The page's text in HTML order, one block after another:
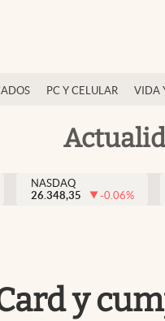
PC Y CELULAR VIDA
NASDAQ
26.348,35
-0.06%
y